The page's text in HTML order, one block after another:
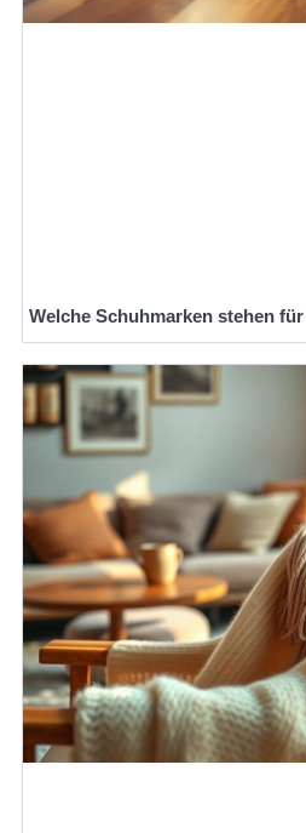
Welche Schuhmarken stehen